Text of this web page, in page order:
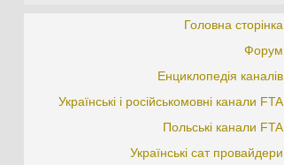
Головна сторінка
Форум
Енциклопедія каналів
Українські і російськомовні канали FTA
Польські канали FTA
Українські сат провайдери